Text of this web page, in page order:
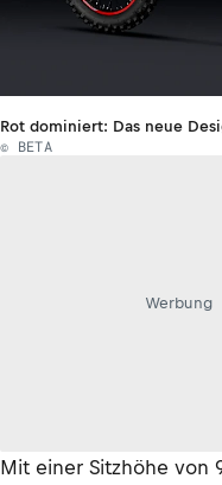
Rot dominiert: Das neue
© BETA
Werbung
Mit einer Sitzhöhe von